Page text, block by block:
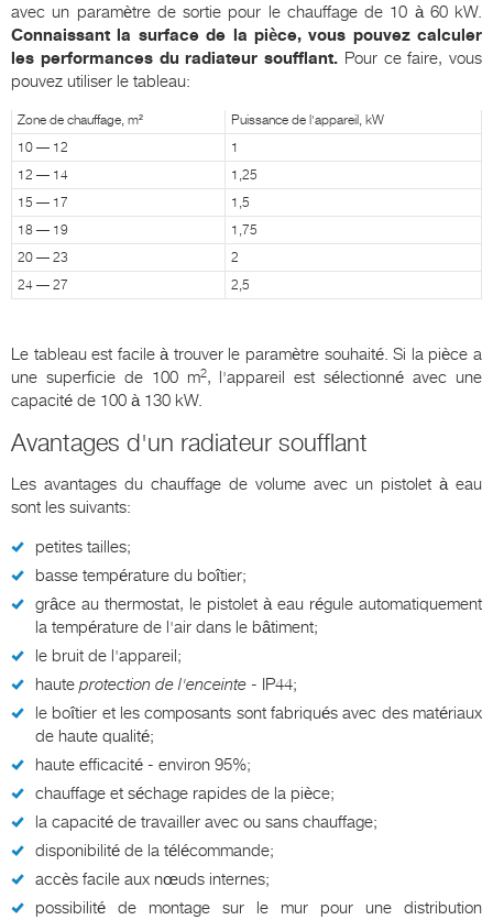
avec un paramètre de sortie pour le chauffage de 10 à 60 kW.
Connaissant la surface de la pièce, vous pouvez calculer
les performances du radiateur soufflant. Pour ce faire, vous
pouvez utiliser le tableau:
Zone de chauffage, m²
Puissance de l'appareil, kW
10 — 12
1
12 — 14
1,25
15 — 17
1,5
18 — 19
1,75
20 — 23
2
24 — 27
2,5
Le tableau est facile à trouver le paramètre souhaité. Si la pièce a
une superficie de 100 m2, l'appareil est sélectionné avec une
capacité de 100 à 130 kW.
Avantages d'un radiateur soufflant
Les avantages du chauffage de volume avec un pistolet à eau
sont les suivants:
petites tailles;
basse température du boîtier;
grâce au thermostat, le pistolet à eau régule automatiquement
la température de l'air dans le bâtiment;
le bruit de l'appareil;
haute protection de l'enceinte - IP44;
le boîtier et les composants sont fabriqués avec des matériaux
de haute qualité;
haute efficacité - environ 95%;
chauffage et séchage rapides de la pièce;
la capacité de travailler avec ou sans chauffage;
disponibilité de la télécommande;
accès facile aux nœuds internes;
possibilité de montage sur le mur pour une distribution